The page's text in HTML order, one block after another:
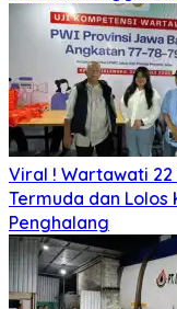
Viral ! Wartawati 22
Termuda dan Lolos
Penghalang